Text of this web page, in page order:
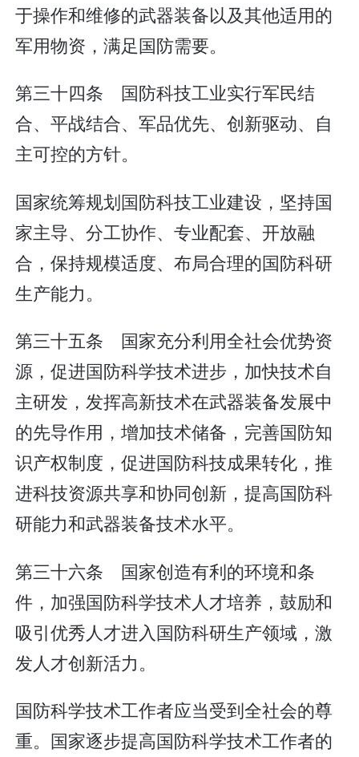
于操作和维修的武器装备以及其他适用的
军用物资，满足国防需要。
第三十四条 国防科技工业实行军民结
合、平战结合、军品优先、创新驱动、自
主可控的方针。
国家统筹规划国防科技工业建设，坚持国
家主导、分工协作、专业配套、开放融
合，保持规模适度、布局合理的国防科研
生产能力。
第三十五条 国家充分利用全社会优势资
源，促进国防科学技术进步，加快技术自
主研发，发挥高新技术在武器装备发展中
的先导作用，增加技术储备，完善国防知
识产权制度，促进国防科技成果转化，推
进科技资源共享和协同创新，提高国防科
研能力和武器装备技术水平。
第三十六条 国家创造有利的环境和条
件，加强国防科学技术人才培养，鼓励和
吸引优秀人才进入国防科研生产领域，激
发人才创新活力。
国防科学技术工作者应当受到全社会的尊
重。国家逐步提高国防科学技术工作者的